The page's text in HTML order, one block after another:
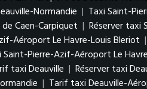
Normandie | Taxi Saint-
Caen-Carpiquet | Réserver taxi
Aéroport Le Havre-Louis Bleriot |
Saint-Pierre-Azif-Aéroport Le
taxi Deauville | Réserver taxi
| Tarif taxi Deauville-